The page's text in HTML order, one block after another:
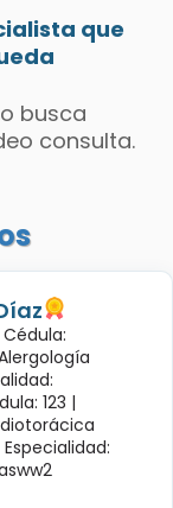
que
busca
consulta.
123 |
Especialidad: